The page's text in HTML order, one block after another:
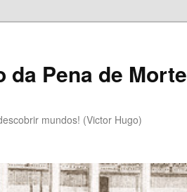
da Pena de Morte
mundos! (Victor Hugo)